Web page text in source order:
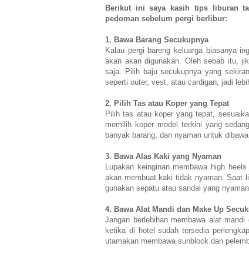
Berikut ini saya kasih tips liburan
pedoman sebelum pergi berlibur:
1. Bawa Barang Secukupnya
Kalau pergi bareng keluarga biasanya
akan akan digunakan. Oleh sebab itu,
saja. Pilih baju secukupnya yang
seperti outer, vest, atau cardigan, jadi
2. Pilih Tas atau Koper yang Tepat
Pilih tas atau koper yang tepat,
memilih koper model terkini yang
banyak barang, dan nyaman untuk
3. Bawa Alas Kaki yang Nyaman
Lupakan keinginan membawa high
akan membuat kaki tidak nyaman. Saat
gunakan sepatu atau sandal yang
4. Bawa Alat Mandi dan Make Up
Jangan berlebihan membawa alat
ketika di hotel sudah tersedia
utamakan membawa sunblock dan